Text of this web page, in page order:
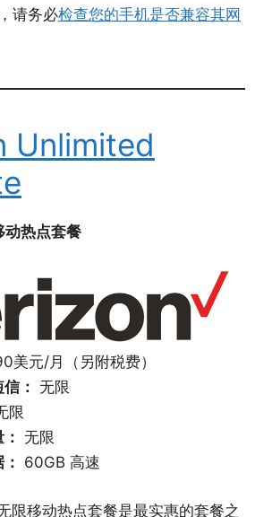
请务必检查您的手机是否兼容其网
Unlimited
热点套餐
美元/月（另附税费）
： 无限
限
无限
60GB 高速
限移动热点套餐是最实惠的套餐之